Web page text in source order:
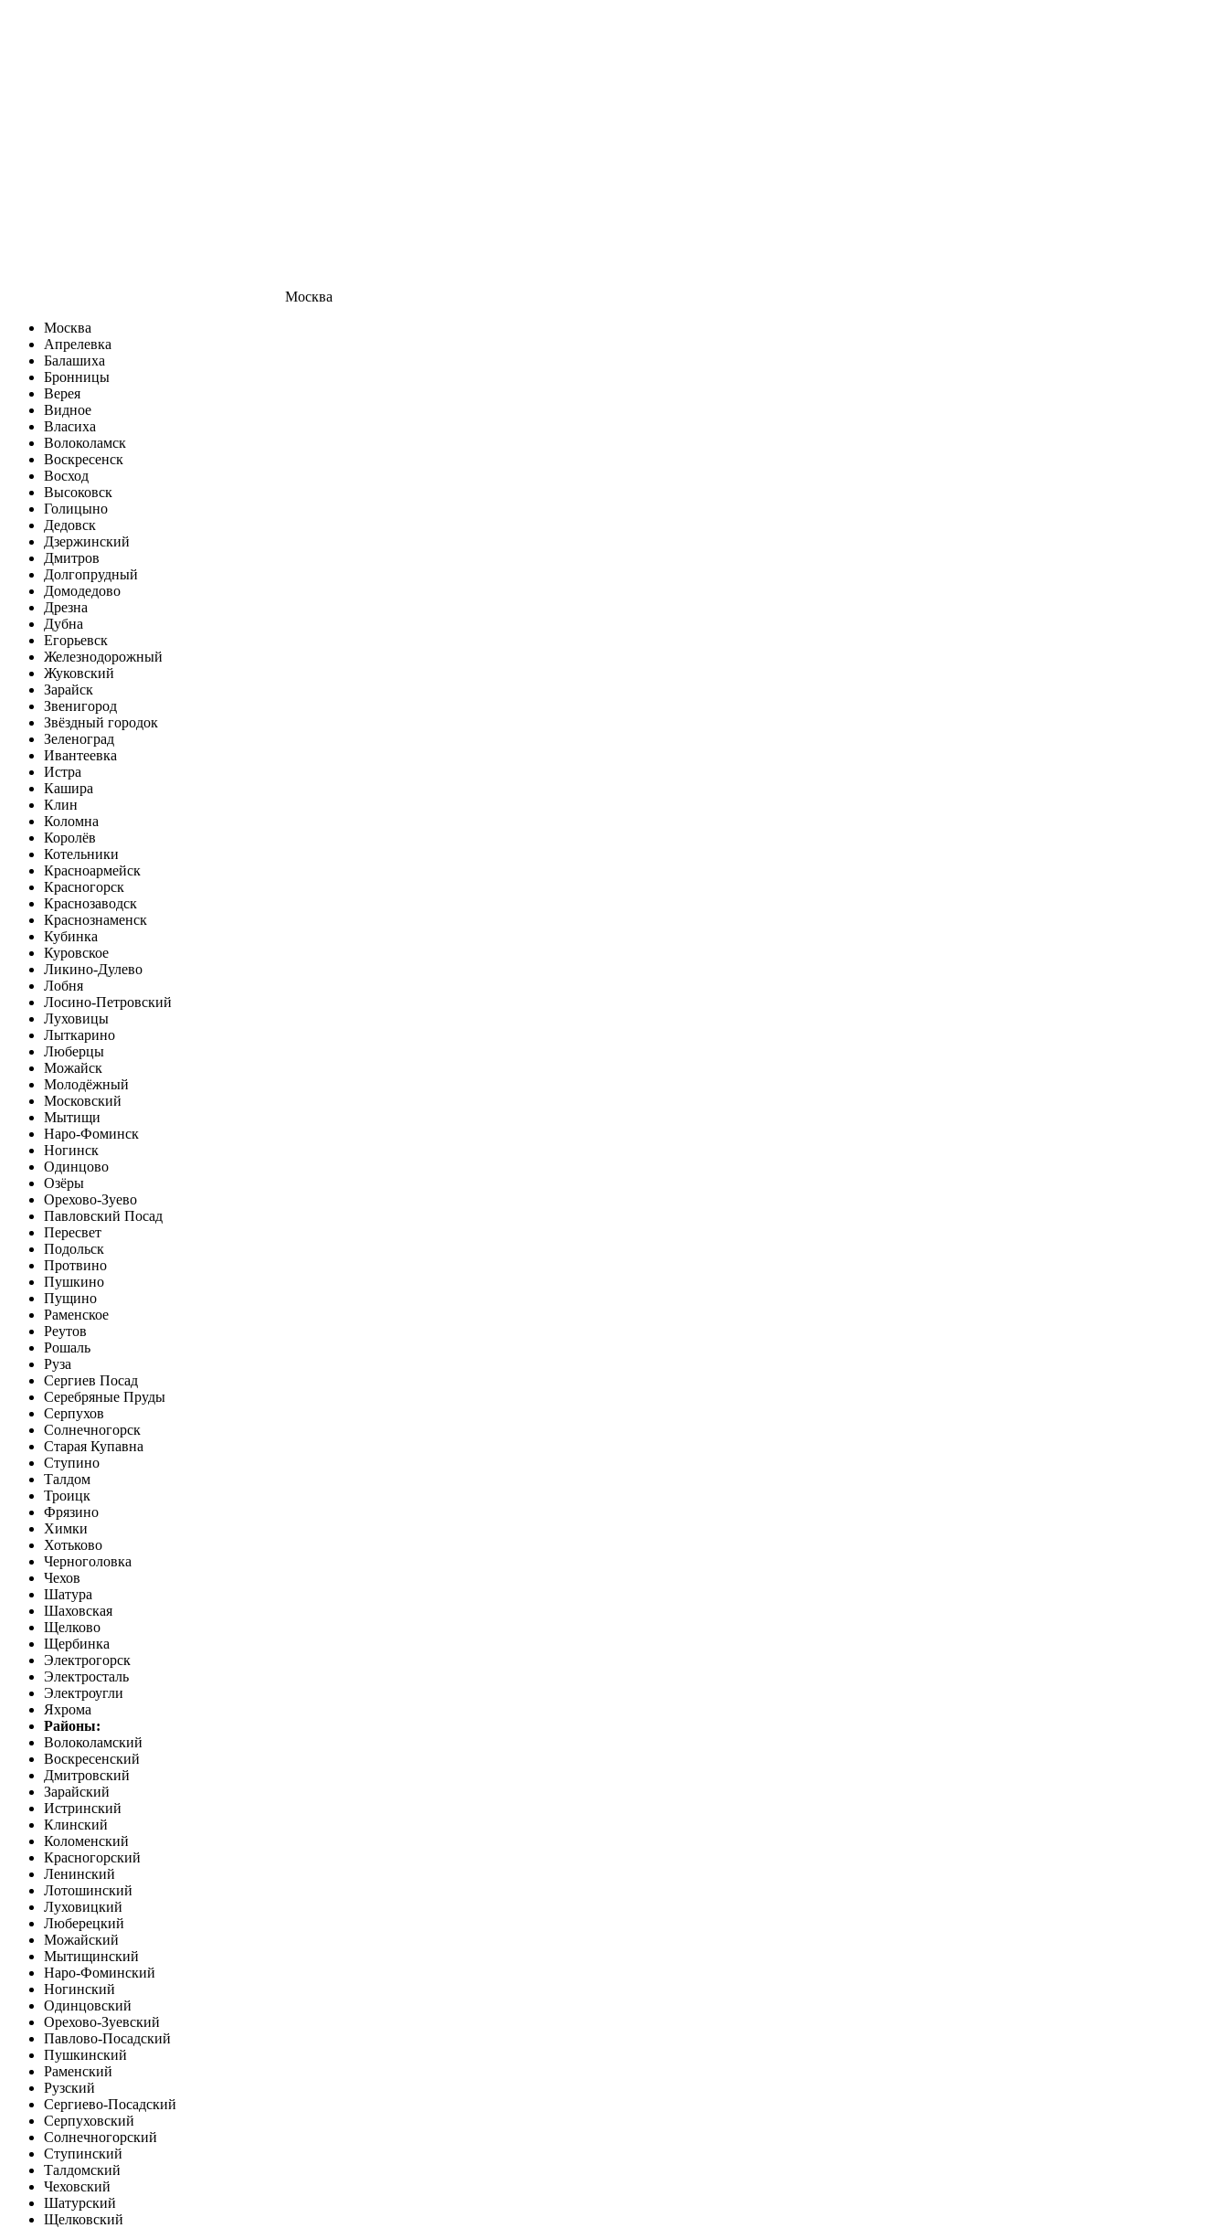
Москва
Москва
Апрелевка
Балашиха
Бронницы
Верея
Видное
Власиха
Волоколамск
Воскресенск
Восход
Высоковск
Голицыно
Дедовск
Дзержинский
Дмитров
Долгопрудный
Домодедово
Дрезна
Дубна
Егорьевск
Железнодорожный
Жуковский
Зарайск
Звенигород
Звёздный городок
Зеленоград
Ивантеевка
Истра
Кашира
Клин
Коломна
Королёв
Котельники
Красноармейск
Красногорск
Краснозаводск
Краснознаменск
Кубинка
Куровское
Ликино-Дулево
Лобня
Лосино-Петровский
Луховицы
Лыткарино
Люберцы
Можайск
Молодёжный
Московский
Мытищи
Наро-Фоминск
Ногинск
Одинцово
Озёры
Орехово-Зуево
Павловский Посад
Пересвет
Подольск
Протвино
Пушкино
Пущино
Раменское
Реутов
Рошаль
Руза
Сергиев Посад
Серебряные Пруды
Серпухов
Солнечногорск
Старая Купавна
Ступино
Талдом
Троицк
Фрязино
Химки
Хотьково
Черноголовка
Чехов
Шатура
Шаховская
Щелково
Щербинка
Электрогорск
Электросталь
Электроугли
Яхрома
Районы:
Волоколамский
Воскресенский
Дмитровский
Зарайский
Истринский
Клинский
Коломенский
Красногорский
Ленинский
Лотошинский
Луховицкий
Люберецкий
Можайский
Мытищинский
Наро-Фоминский
Ногинский
Одинцовский
Орехово-Зуевский
Павлово-Посадский
Пушкинский
Раменский
Рузский
Сергиево-Посадский
Серпуховский
Солнечногорский
Ступинский
Талдомский
Чеховский
Шатурский
Щелковский